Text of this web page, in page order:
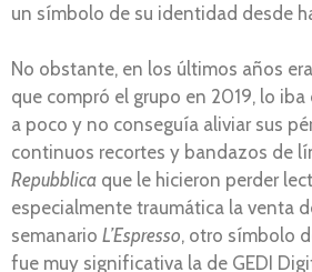
un símbolo de su identidad desde
No obstante, en los últimos años
que compró el grupo en 2019, lo
a poco y no conseguía aliviar sus
continuos recortes y bandazos de
Repubblica que le hicieron perder
especialmente traumática la venta
semanario L’Espresso, otro símbolo
fue muy significativa la de GEDI